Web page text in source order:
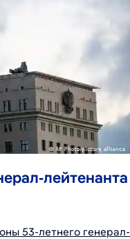
53-летнего генерал-